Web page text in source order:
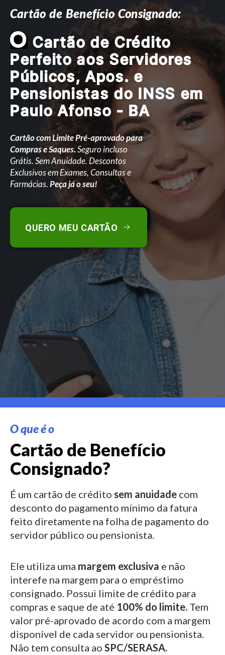
Cartão de Benefício Consignado:
O Cartão de Crédito
Perfeito aos Servidores
Públicos, Apos. e
Pensionistas do INSS em
Paulo Afonso - BA
Cartão com Limite Pré-aprovado para
Compras e Saques.Seguro incluso
Grátis. Sem Anuidade. Descontos
Exclusivos em Exames, Consultas e
Farmácias.Peça já o seu!
QUERO MEU CARTÃO
O que é o
Cartão de Benefício
Consignado?
É um cartão de crédito sem anuidade com
desconto do pagamento mínimo da fatura
feito diretamente na folha de pagamento do
servidor público ou pensionista.
Ele utiliza uma margem exclusiva e não
interefe na margem para o empréstimo
consignado. Possui limite de crédito para
compras e saque de até 100% do limite. Tem
valor pré-aprovado de acordo com a margem
disponível de cada servidor ou pensionista.
Não tem consulta ao SPC/SERASA.